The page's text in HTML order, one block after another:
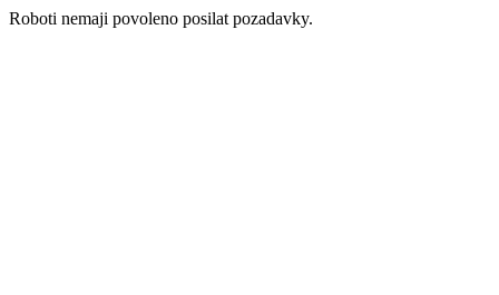
Roboti nemaji povoleno posilat pozadavky.